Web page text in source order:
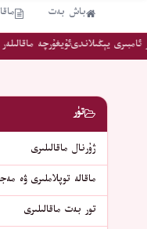
باش بەت
يېڭىلاندىئۇيغۇرچە ماقالىلەر
تۈر
ژۇرنال ماقالىلىرى
ماقالە توپلاملىرى ۋە
تور بەت ماقالىلىرى